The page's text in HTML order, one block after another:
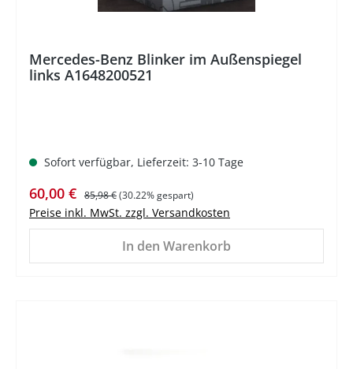
Mercedes-Benz Blinker im Außenspiegel
links A1648200521
Sofort verfügbar, Lieferzeit: 3-10 Tage
Verkaufspreis:
60,00 € Regulärer Preis:
85,98 €(30.22% gespart)
Preise inkl. MwSt. zzgl. Versandkosten
In den Warenkorb